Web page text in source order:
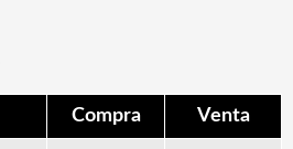
Compra Venta